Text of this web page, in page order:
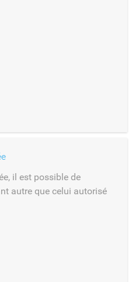
il est possible de
autre que celui autorisé